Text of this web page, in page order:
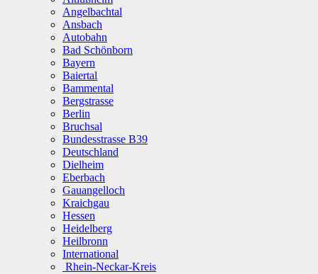
Angelbachtal
Ansbach
Autobahn
Bad Schönborn
Bayern
Baiertal
Bammental
Bergstrasse
Berlin
Bruchsal
Bundesstrasse B39
Deutschland
Dielheim
Eberbach
Gauangelloch
Kraichgau
Hessen
Heidelberg
Heilbronn
International
Rhein-Neckar-Kreis